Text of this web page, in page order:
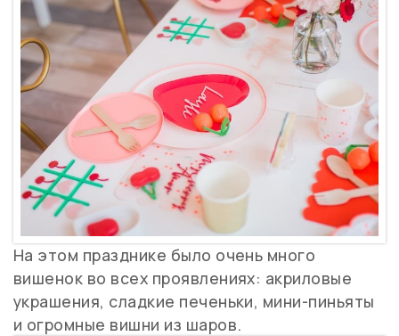
На этом празднике было очень много
вишенок во всех проявлениях: акриловые
украшения, сладкие печеньки, мини-пиньяты
и огромные вишни из шаров.